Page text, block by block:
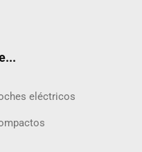
eléctricos